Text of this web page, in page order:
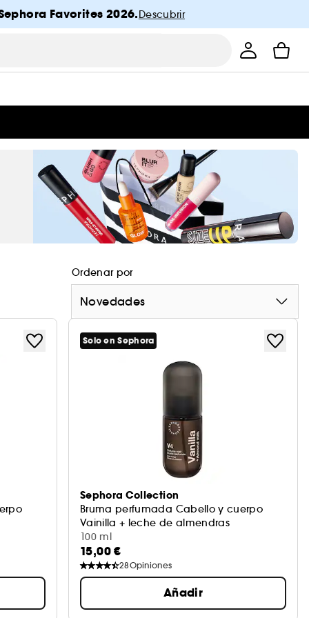
Favorites 2026.Descubrir
Ordenar por
Novedades
Solo en Sephora
Sephora Collection
Bruma perfumada Cabello y cuerpo
Vainilla + leche de almendras
100 ml
15,00 €
28Opiniones
Añadir